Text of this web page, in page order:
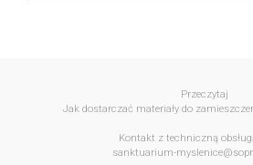
Przeczytaj
Jak dostarczać materiały do
Kontakt z techniczną
sanktuarium-